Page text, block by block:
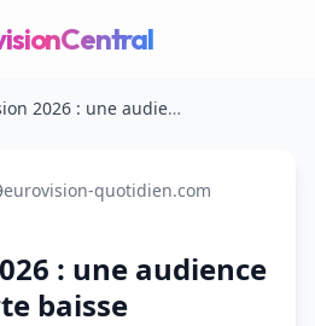
Eurovision 2026 : une audience totale en forte baisse
eurovision-quotidien.com
: une audience
baisse